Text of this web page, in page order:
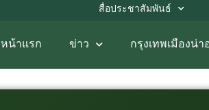
สื่อประชาสัมพันธ์
หน้าแรก ข่าว กรุงเทพเมืองน่า